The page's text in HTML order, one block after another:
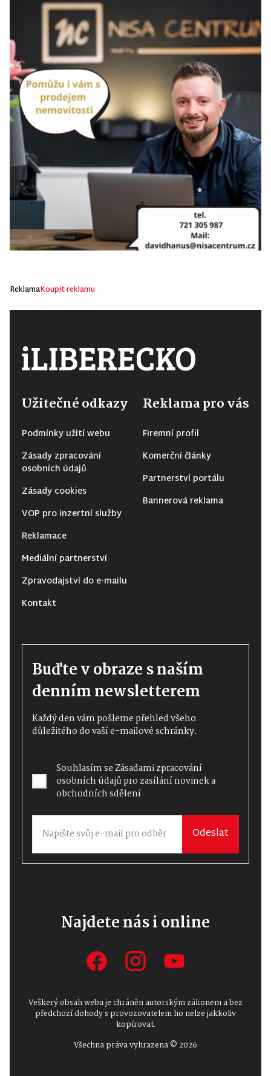
ReklamaKoupit reklamu
Užitečné odkazy
Podmínky užití webu
Zásady zpracování
osobních údajů
Zásady cookies
VOP pro inzertní služby
Reklamace
Mediální partnerství
Zpravodajství do e-mailu
Kontakt
Reklama pro vás
Firemní profil
Komerční články
Partnerství portálu
Bannerová reklama
Buďte v obraze s naším
denním newsletterem
Každý den vám pošleme přehled všeho
důležitého do vaší e-mailové schránky.
Souhlasím seZásadami zpracování
osobních údajůpro zasílání novinek a
obchodních sdělení
Odeslat
Najdete nás i online
Veškerý obsah webu je chráněn autorským zákonem a bez
předchozí dohody s provozovatelem ho nelze jakkoliv
kopírovat.
Všechna práva vyhrazena © 2026